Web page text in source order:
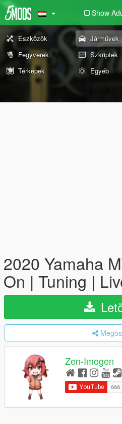
Show
Eszközök Járművek
Fegyverek
Szkriptek
Térképek
Egyéb
2020 Yamaha
On | Tuning |
Zen-Imogen